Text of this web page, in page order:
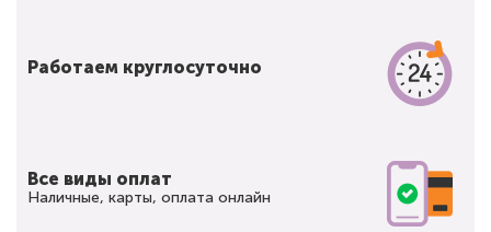
Работаем круглосуточно
Все виды оплат
Наличные, карты, оплата онлайн